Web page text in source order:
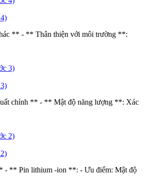
** - ** Thân thiện với môi trường **:
chính ** - ** Mật độ năng lượng **: Xác
- ** Pin lithium -ion **: - Ưu điểm: Mật độ